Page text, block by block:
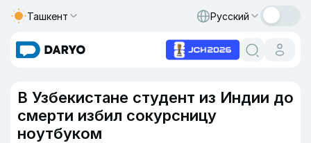
Ташкент Русский
В Узбекистане студент из Индии до
смерти избил сокурсницу
ноутбуком